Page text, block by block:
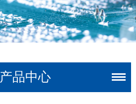
产品中心